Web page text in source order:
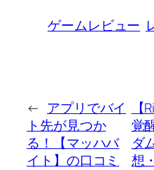
ゲームレビュー
← アプリでバイ
ト先が見つか
る！【マッハバ
イト】の口コミ
覚
ダ
想